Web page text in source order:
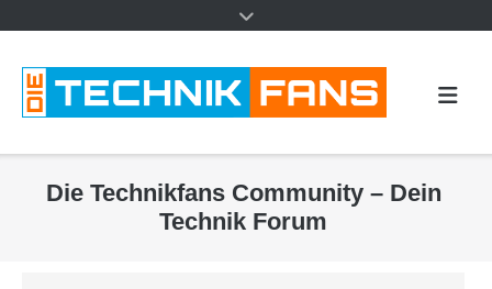
Die Technikfans Community – Dein
Technik Forum